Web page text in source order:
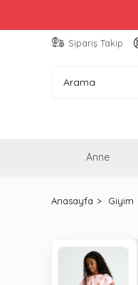
Sipariş Takip
Anne
Anasayfa Giyim